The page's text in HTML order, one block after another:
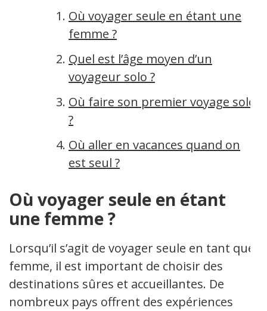
Où voyager seule en étant une
femme ?
Quel est l’âge moyen d’un
voyageur solo ?
Où faire son premier voyage solo
?
Où aller en vacances quand on
est seul ?
Où voyager seule en étant
une femme ?
Lorsqu’il s’agit de voyager seule en tant que
femme, il est important de choisir des
destinations sûres et accueillantes. De
nombreux pays offrent des expériences